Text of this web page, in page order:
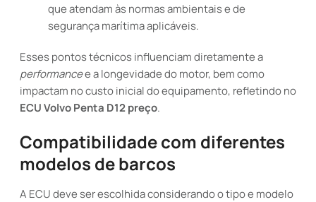
que atendam às normas ambientais e de
segurança marítima aplicáveis.
Esses pontos técnicos influenciam diretamente a
performancee a longevidade do motor, bem como
impactam no custo inicial do equipamento, refletindo no
ECU Volvo Penta D12 preço.
Compatibilidade com diferentes
modelos de barcos
A ECU deve ser escolhida considerando o tipo e modelo